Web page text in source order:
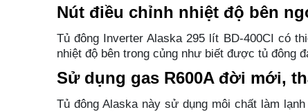
Nút điều chỉnh nhiệt độ bên
Tủ đông Inverter Alaska 295 lít BD-400CI có
nhiệt độ bên trong củng như biết được tủ đông
Sử dụng gas R600A đời mới,
Tủ đông Alaska này sử dụng môi chất làm